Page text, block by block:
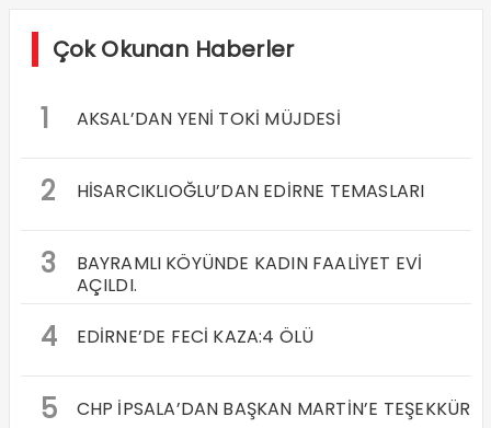
Çok Okunan Haberler
1 AKSAL’DAN YENİ TOKİ MÜJDESİ
2 HİSARCIKLIOĞLU’DAN EDİRNE TEMASLARI
3
BAYRAMLI KÖYÜNDE KADIN FAALİYET EVİ
AÇILDI.
4 EDİRNE’DE FECİ KAZA:4 ÖLÜ
5 CHP İPSALA’DAN BAŞKAN MARTİN’E TEŞEKKÜR